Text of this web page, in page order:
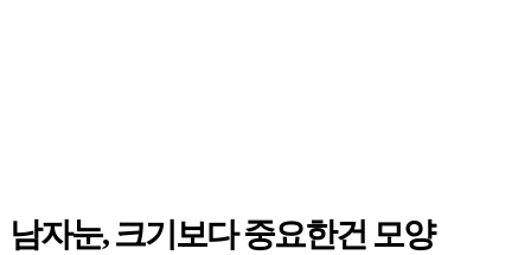
남자눈, 크기보다 중요한건 모양